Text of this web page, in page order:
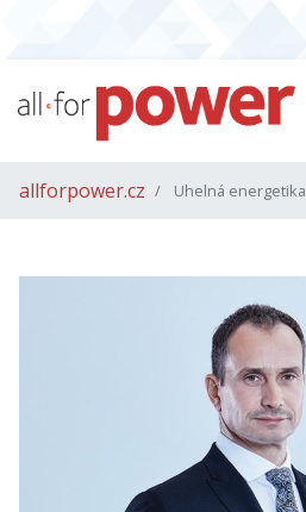
allforpower.cz Uhelná energetika